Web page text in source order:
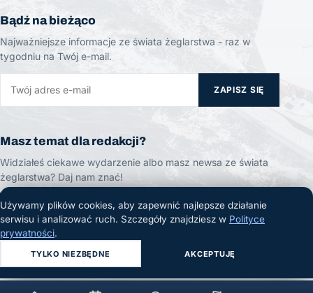
Bądź na bieżąco
Najważniejsze informacje ze świata żeglarstwa - raz w
tygodniu na Twój e-mail.
ZAPISZ SIĘ
Masz temat dla redakcji?
Widziałeś ciekawe wydarzenie albo masz newsa ze świata
żeglarstwa? Daj nam znać!
ZGŁOŚ TEMAT
© 2026 Żeglarski.info. Wszelkie prawa zastrzeżone.
Używamy plików cookies, aby zapewnić najlepsze działanie
serwisu i analizować ruch. Szczegóły znajdziesz w Polityce
prywatności.
TYLKO NIEZBĘDNE AKCEPTUJĘ